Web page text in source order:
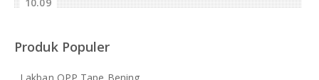
Produk Populer